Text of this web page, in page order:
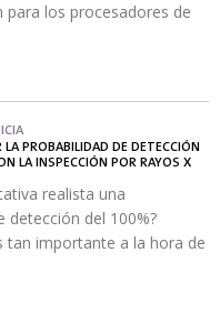
los procesadores de
PROBABILIDAD DE DETECCIÓN
LA INSPECCIÓN POR RAYOS X
realista una
detección del 100%?
tan importante a la hora de